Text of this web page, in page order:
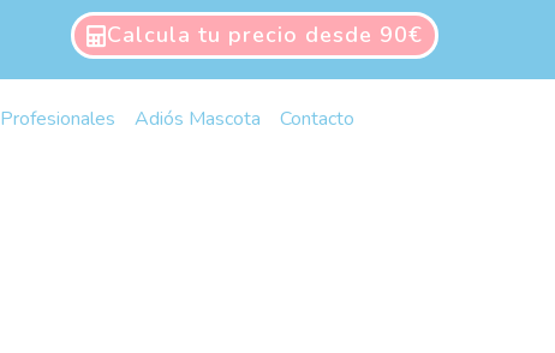
Calcula tu precio desde 90€
Profesionales Adiós Mascota Contacto